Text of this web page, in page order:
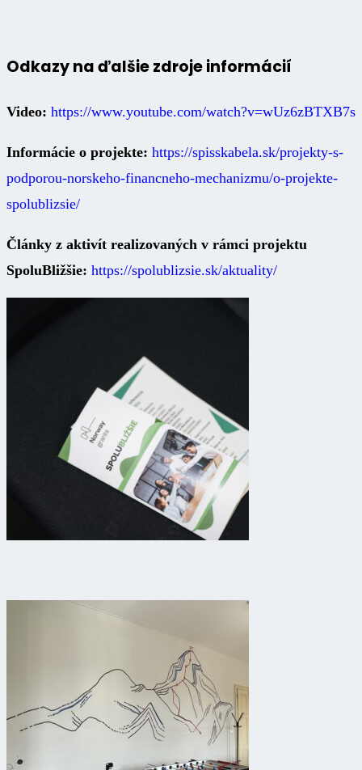
Odkazy na ďalšie zdroje informácií
Video: https://www.youtube.com/watch?v=wUz6zBTXB7s
Informácie o projekte: https://spisskabela.sk/projekty-s-
podporou-norskeho-financneho-mechanizmu/o-projekte-
spolublizsie/
Články z aktivít realizovaných v rámci projektu
SpoluBližšie: https://spolublizsie.sk/aktuality/